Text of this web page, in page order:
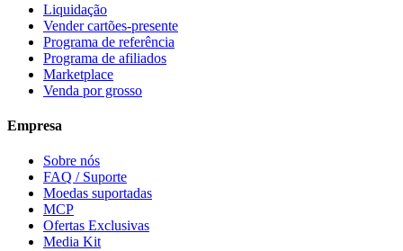
Liquidação
Vender cartões-presente
Programa de referência
Programa de afiliados
Marketplace
Venda por grosso
Empresa
Sobre nós
FAQ / Suporte
Moedas suportadas
MCP
Ofertas Exclusivas
Media Kit